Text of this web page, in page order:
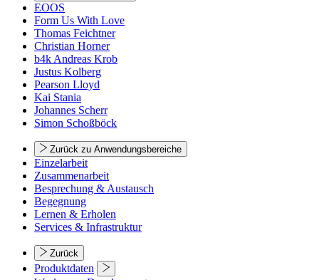
EOOS
Form Us With Love
Thomas Feichtner
Christian Horner
b4k Andreas Krob
Justus Kolberg
Pearson Lloyd
Kai Stania
Johannes Scherr
Simon Schoßböck
Zurück zu Anwendungsbereiche
Einzelarbeit
Zusammenarbeit
Besprechung & Austausch
Begegnung
Lernen & Erholen
Services & Infrastruktur
Zurück
Produktdaten